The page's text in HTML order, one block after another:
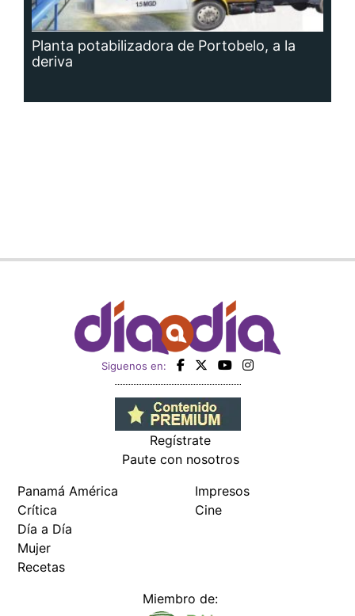
Planta potabilizadora de Portobelo, a la
deriva
Siguenos en:
Regístrate
Paute con nosotros
Panamá América
Crítica
Día a Día
Mujer
Recetas
Impresos
Cine
Miembro de: